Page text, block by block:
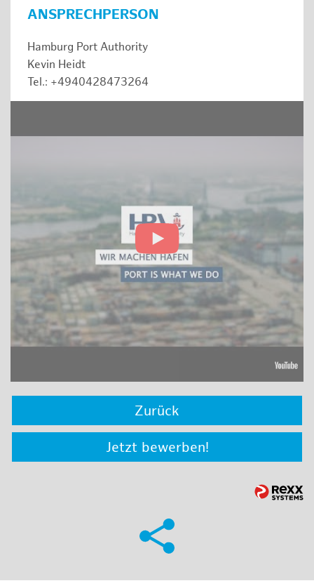
ANSPRECHPERSON
Hamburg Port Authority
Kevin Heidt
Tel.: +4940428473264
Zurück
Jetzt bewerben!